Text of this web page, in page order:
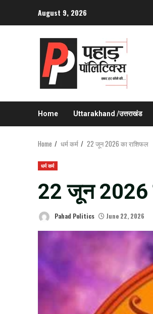
August 9, 2026
Home Uttarakhand /उत्तराखंड
Home धर्म कर्म 22 जून 2026 का राशिफल
धर्म कर्म
22 जून 2026
Pahad Politics June 22, 2026